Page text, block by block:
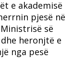
e akademisë
pjesë në
së
heronjtë e
nga pesë